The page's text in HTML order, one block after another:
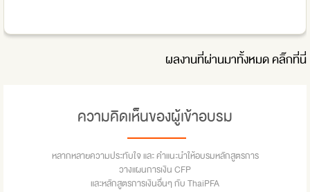
ผลงานที่ผ่านมาทั้งหมดคลิ๊กที่นี่
ความคิดเห็นของผู้เข้าอบรม
หลากหลายความประทับใจ และ คำแนะนำให้อบรมหลักสูตรการ
วางแผนการเงิน CFP
และหลักสูตรการเงินอื่นๆ กับ ThaiPFA